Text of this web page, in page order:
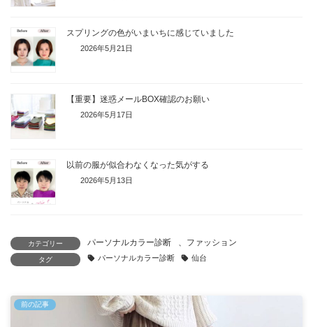
スプリングの色がいまいちに感じていました
2026年5月21日
【重要】迷惑メールBOX確認のお願い
2026年5月17日
以前の服が似合わなくなった気がする
2026年5月13日
カテゴリー パーソナルカラー診断 、 ファッション
タグ パーソナルカラー診断 仙台
前の記事